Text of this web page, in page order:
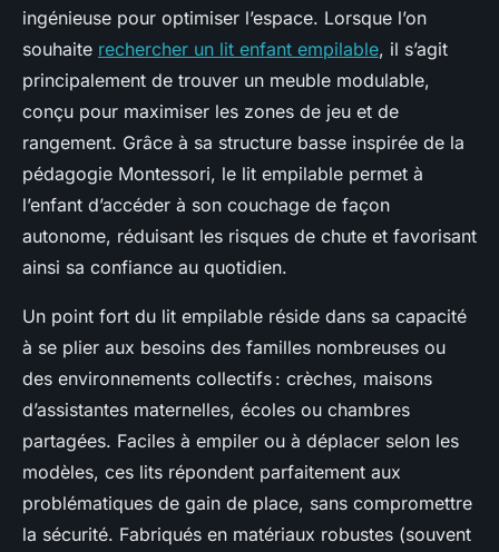
ingénieuse pour optimiser l’espace. Lorsque l’on
souhaite rechercher un lit enfant empilable, il s’agit
principalement de trouver un meuble modulable,
conçu pour maximiser les zones de jeu et de
rangement. Grâce à sa structure basse inspirée de la
pédagogie Montessori, le lit empilable permet à
l’enfant d’accéder à son couchage de façon
autonome, réduisant les risques de chute et favorisant
ainsi sa confiance au quotidien.
Un point fort du lit empilable réside dans sa capacité
à se plier aux besoins des familles nombreuses ou
des environnements collectifs : crèches, maisons
d’assistantes maternelles, écoles ou chambres
partagées. Faciles à empiler ou à déplacer selon les
modèles, ces lits répondent parfaitement aux
problématiques de gain de place, sans compromettre
la sécurité. Fabriqués en matériaux robustes (souvent